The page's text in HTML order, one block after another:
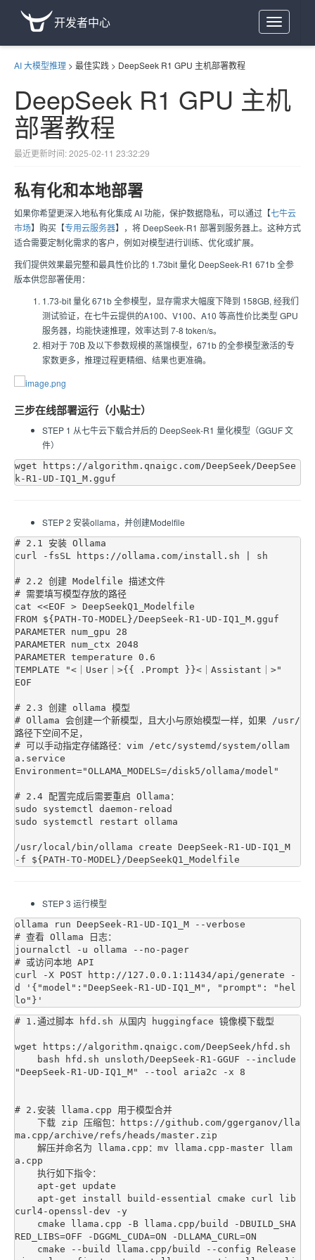
Toggle
navigation
开发者中心
AI 大模型推理 > 最佳实践 > DeepSeek R1 GPU 主机部署教程
DeepSeek R1 GPU 主机
部署教程
最近更新时间: 2025-02-11 23:32:29
私有化和本地部署
如果你希望更深入地私有化集成 AI 功能，保护数据隐私，可以通过【七牛云
市场】购买【专用云服务器】，将 DeepSeek-R1 部署到服务器上。这种方式
适合需要定制化需求的客户，例如对模型进行训练、优化或扩展。
我们提供效果最完整和最具性价比的 1.73bit 量化 DeepSeek-R1 671b 全参
版本供您部署使用：
1.73-bit 量化 671b 全参模型，显存需求大幅度下降到 158GB, 经我们
测试验证，在七牛云提供的A100、V100、A10 等高性价比类型 GPU
服务器，均能快速推理，效率达到 7-8 token/s。
相对于 70B 及以下参数规模的蒸馏模型，671b 的全参模型激活的专
家数更多，推理过程更精细、结果也更准确。
三步在线部署运行（小贴士）
STEP 1 从七牛云下载合并后的 DeepSeek-R1 量化模型（GGUF 文
件）
wget https://algorithm.qnaigc.com/DeepSeek/DeepSee
STEP 2 安装ollama，并创建Modelfile
# 2.1 安装 Ollama
curl -fsSL https://ollama.com/install.sh | sh
# 2.2 创建 Modelfile 描述文件
# 需要填写模型存放的路径
cat <<EOF > DeepSeekQ1_Modelfile
FROM ${PATH-TO-MODEL}/DeepSeek-R1-UD-IQ1_M.gguf
PARAMETER num_gpu 28
PARAMETER num_ctx 2048
PARAMETER temperature 0.6
TEMPLATE "<｜User｜>{{ .Prompt }}<｜Assistant｜>"
EOF
# 2.3 创建 ollama 模型
# Ollama 会创建一个新模型，且大小与原始模型一样，如果 /usr/
路径下空间不足，
# 可以手动指定存储路径：vim /etc/systemd/system/ollam
a.service
Environment="OLLAMA_MODELS=/disk5/ollama/model"
# 2.4 配置完成后需要重启 Ollama：
sudo systemctl daemon-reload
sudo systemctl restart ollama
/usr/local/bin/ollama create DeepSeek-R1-UD-IQ1_M
STEP 3 运行模型
ollama run DeepSeek-R1-UD-IQ1_M --verbose
# 查看 Ollama 日志：
journalctl -u ollama --no-pager
# 或访问本地 API
curl -X POST http://127.0.0.1:11434/api/generate -
d '{"model":"DeepSeek-R1-UD-IQ1_M", "prompt": "hel
# 1.通过脚本 hfd.sh 从国内 huggingface 镜像模下载型
wget https://algorithm.qnaigc.com/DeepSeek/hfd.sh
"DeepSeek-R1-UD-IQ1_M" --tool aria2c -x 8
# 2.安装 llama.cpp 用于模型合并
ma.cpp/archive/refs/heads/master.zip
a.cpp
curl4-openssl-dev -y
RED_LIBS=OFF -DGGML_CUDA=ON -DLLAMA_CURL=ON